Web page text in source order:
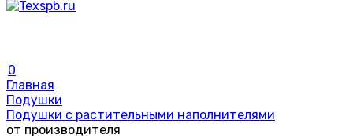
0
Главная
Подушки
Подушки с растительными наполнителями
от производителя